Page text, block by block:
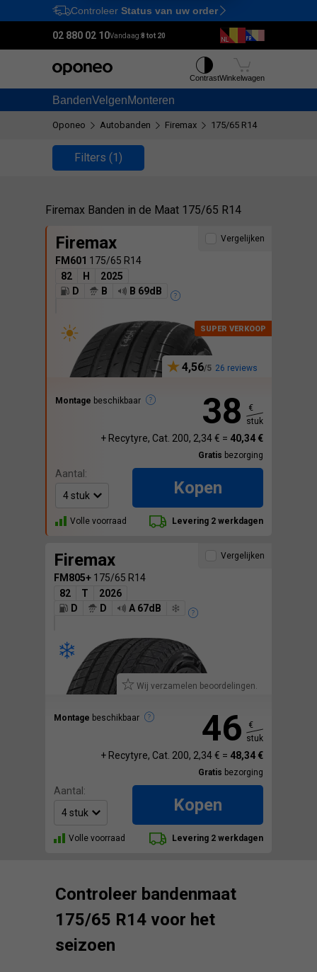
Ctrl M
Controleer Status van uw order
02 880 02 10Vandaag:8 tot 20
BandenVelgenMonteren
ContrastWinkelwagen
Oponeo Autobanden Firemax 175/65 R14
Filters (1)
Firemax Banden in de Maat 175/65 R14
Firemax
FM601 175/65 R14
82
H
2025
D
B B 69dB
4,56 26 reviews
Montage beschikbaar
Vergelijken
38
€
stuk
+ Recytyre, Cat. 200, 2,34 € = 40,34 €
Gratis bezorging
Aantal:
Kopen
Volle voorraad Levering 2 werkdagen
Firemax
FM805+ 175/65 R14
82
T
2026
D
D A 67dB
Wij verzamelen beoordelingen.
Montage beschikbaar
Vergelijken
46
€
stuk
+ Recytyre, Cat. 200, 2,34 € = 48,34 €
Gratis bezorging
Aantal:
Kopen
Volle voorraad Levering 2 werkdagen
Controleer bandenmaat
175/65 R14 voor het
seizoen